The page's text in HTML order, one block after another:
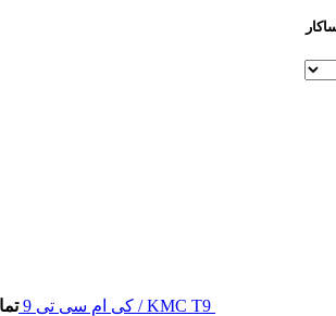
KMC T9 / کی ام سی تی 9